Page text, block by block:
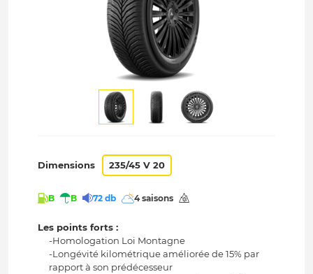
Dimensions 235/45 V 20
B B 72 db 4 saisons
Les points forts :
-Homologation Loi Montagne
-Longévité kilométrique améliorée de 15% par
rapport à son prédécesseur